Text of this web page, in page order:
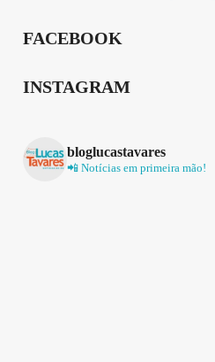
FACEBOOK
INSTAGRAM
bloglucastavares
📲 Notícias em primeira mão!